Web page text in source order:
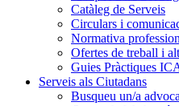
Catàleg de Serveis
Circulars i
Normativa
Ofertes de treball i
Guies Pràctiques
Serveis als Ciutadans
Busqueu un/a